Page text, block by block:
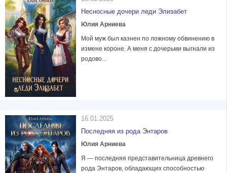
Несносные дочери леди Элизабет
Юлия Арниева
Мой муж был казнен по ложному обвинению в
измене короне. А меня с дочерьми выгнали из
родово...
16.01.2025
Последняя из рода Энтаров
Юлия Арниева
Я — последняя представительница древнего
рода Энтаров, обладающих способностью